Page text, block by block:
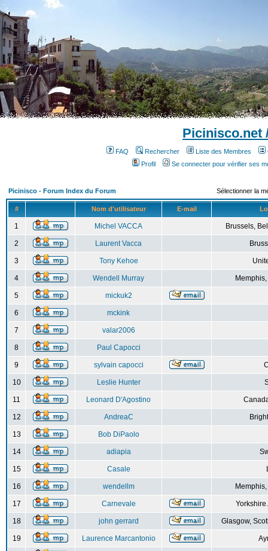
Picinisco.net
FAQ Rechercher Liste des Membres
Profil
Se connecter pour vérifier ses
Picinisco - Forum Index du Forum Sélectionner la
# Nom d'utilisateur E-mail
1 Michel VACCA Brussels,
2 Laurent Vacca
3 Tony Kehoe
4 Wendell Murray
5 mickuk2
6 mckink
7 valar2006
8 Paul Capocci
9 sylvain capocci
10 Leslie Hunter
11 Leonard D'Agostino
12 AndreaC
13 Bob DiPaolo
14 adiapia
15 Casale
16 wendellm
17 Carnevale
18 john gerrard Glasgow,
19 Laurence Marcantonio